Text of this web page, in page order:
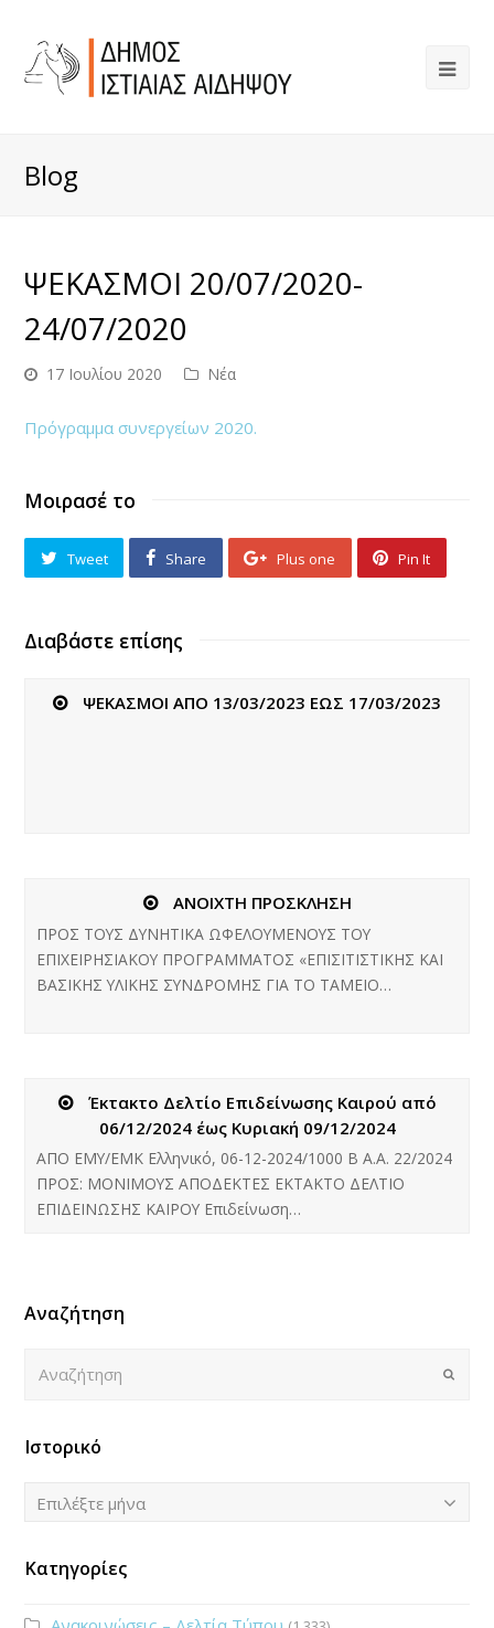
Blog
ΨΕΚΑΣΜΟΙ 20/07/2020-
24/07/2020
17 Ιουλίου 2020 Νέα
Πρόγραμμα συνεργείων 2020.
Μοιρασέ το
Tweet Share Plus one Pin It
Διαβάστε επίσης
ΨΕΚΑΣΜΟΙ ΑΠΟ 13/03/2023 ΕΩΣ 17/03/2023
ΑΝΟΙΧΤΗ ΠΡΟΣΚΛΗΣΗ
ΠΡΟΣ ΤΟΥΣ ΔΥΝΗΤΙΚΑ ΩΦΕΛΟΥΜΕΝΟΥΣ ΤΟΥ
ΕΠΙΧΕΙΡΗΣΙΑΚΟΥ ΠΡΟΓΡΑΜΜΑΤΟΣ «ΕΠΙΣΙΤΙΣΤΙΚΗΣ ΚΑΙ
ΒΑΣΙΚΗΣ ΥΛΙΚΗΣ ΣΥΝΔΡΟΜΗΣ ΓΙΑ ΤΟ ΤΑΜΕΙΟ…
Έκτακτο Δελτίο Επιδείνωσης Καιρού από
06/12/2024 έως Κυριακή 09/12/2024
ΑΠΟ ΕΜΥ/ΕΜΚ Ελληνικό, 06-12-2024/1000 B Α.Α. 22/2024
ΠΡΟΣ: ΜΟΝΙΜΟΥΣ ΑΠΟΔΕΚΤΕΣ ΕΚΤΑΚΤΟ ΔΕΛΤΙΟ
ΕΠΙΔΕΙΝΩΣΗΣ ΚΑΙΡΟΥ Επιδείνωση…
Αναζήτηση
Submit
Ιστορικό
Ιστορικό
Επιλέξτε μήνα
Κατηγορίες